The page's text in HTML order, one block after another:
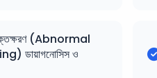
রক্তক্ষরণ (Abnormal
ডায়াগনোসিস ও